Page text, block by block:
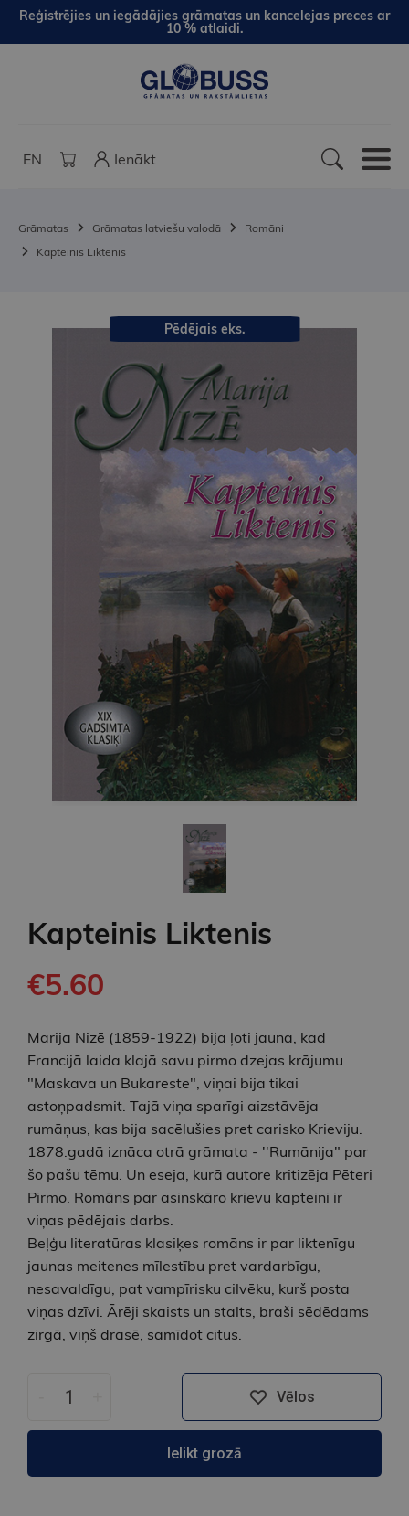
Reģistrējies un iegādājies grāmatas un kancelejas preces ar
10 % atlaidi.
EN Ienākt
Grāmatas Grāmatas latviešu valodā
Romāni
Kapteinis Liktenis
Pēdējais eks.
Kapteinis Liktenis
€5.60
Marija Nizē (1859-1922) bija ļoti jauna, kad
Francijā laida klajā savu pirmo dzejas krājumu
"Maskava un Bukareste", viņai bija tikai
astoņpadsmit. Tajā viņa sparīgi aizstāvēja
rumāņus, kas bija sacēlušies pret carisko Krieviju.
1878.gadā iznāca otrā grāmata - ''Rumānija" par
šo pašu tēmu. Un eseja, kurā autore kritizēja Pēteri
Pirmo. Romāns par asinskāro krievu kapteini ir
viņas pēdējais darbs.
Beļģu literatūras klasiķes romāns ir par liktenīgu
jaunas meitenes mīlestību pret vardarbīgu,
nesavaldīgu, pat vampīrisku cilvēku, kurš posta
viņas dzīvi. Ārēji skaists un stalts, braši sēdēdams
zirgā, viņš drasē, samīdot citus.
Vēlos
Ielikt grozā